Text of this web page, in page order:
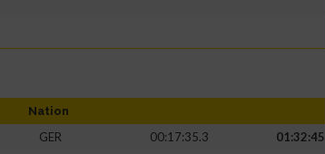
Nation
GER 00:17:35.3
01:32:45